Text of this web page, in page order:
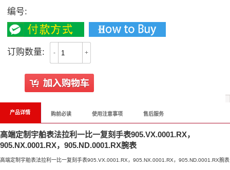
编号:
订购数量: - +
产品详情 购前必读 使用注意事项 售后服务
高端定制宇舶表法拉利一比一复刻手表905.VX.0001.RX，
905.NX.0001.RX，905.ND.0001.RX腕表
高端定制宇舶表法拉利一比一复刻手表905.VX.0001.RX，905.NX.0001.RX，905.ND.0001.RX腕表